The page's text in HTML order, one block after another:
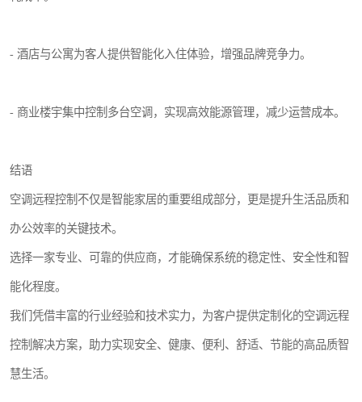
- 酒店与公寓为客人提供智能化入住体验，增强品牌竞争力。
- 商业楼宇集中控制多台空调，实现高效能源管理，减少运营成本。
结语
空调远程控制不仅是智能家居的重要组成部分，更是提升生活品质和
办公效率的关键技术。
选择一家专业、可靠的供应商，才能确保系统的稳定性、安全性和智
能化程度。
我们凭借丰富的行业经验和技术实力，为客户提供定制化的空调远程
控制解决方案，助力实现安全、健康、便利、舒适、节能的高品质智
慧生活。